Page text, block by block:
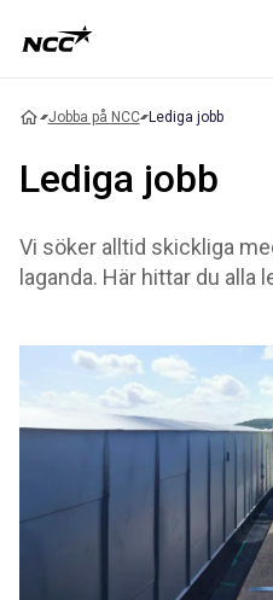
Jobba på NCC Lediga jobb
Lediga jobb
Vi söker alltid skickliga
laganda. Här hittar du alla